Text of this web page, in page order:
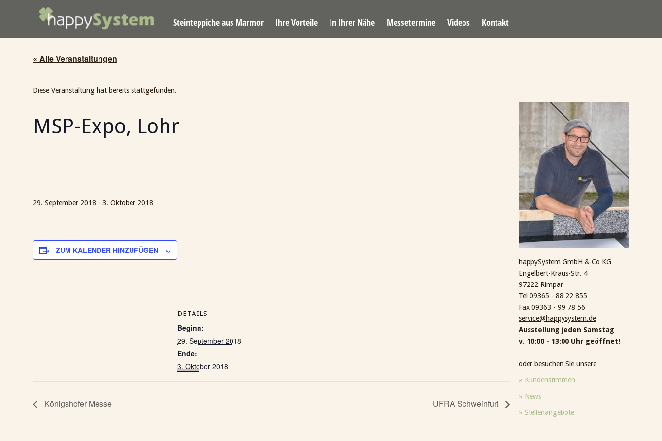
Home
Steinteppiche aus Marmor Ihre Vorteile In Ihrer Nähe Messetermine Videos Kontakt
« Alle Veranstaltungen
Diese Veranstaltung hat bereits stattgefunden.
MSP-Expo, Lohr
29. September 2018 - 3. Oktober 2018
ZUM KALENDER HINZUFÜGEN
DETAILS
Beginn:
29. September 2018
Ende:
3. Oktober 2018
Königshofer Messe UFRA Schweinfurt
happySystem GmbH & Co KG
Engelbert-Kraus-Str. 4
97222 Rimpar
Tel09365 - 88 22 855
Fax 09363 - 99 78 56
service@happysystem.de
Ausstellung jeden Samstag
v. 10:00 - 13:00 Uhr geöffnet!
oder besuchen Sie unsere
» Kundenstimmen
» News
» Stellenangebote